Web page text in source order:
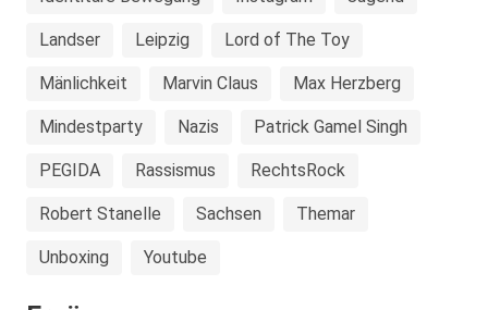
Landser Leipzig Lord of The Toy
Mänlichkeit Marvin Claus Max Herzberg
Mindestparty Nazis Patrick Gamel Singh
PEGIDA Rassismus RechtsRock
Robert Stanelle Sachsen Themar
Unboxing Youtube